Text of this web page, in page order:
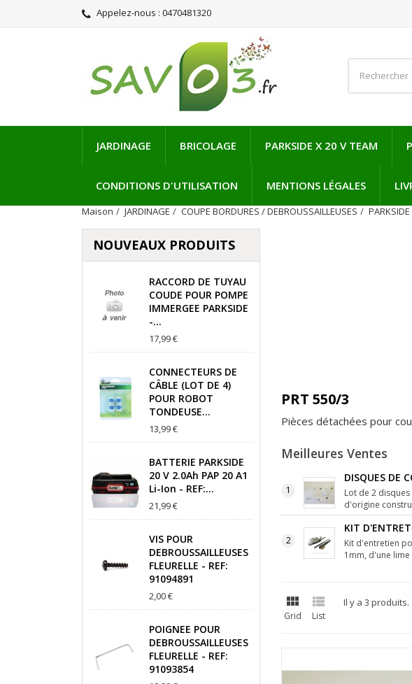
Appelez-nous : 0470481320
JARDINAGE BRICOLAGE PARKSIDE X 20 V TEAM
CONDITIONS D'UTILISATION MENTIONS LÉGALES
Maison JARDINAGE COUPE BORDURES / DEBROUSSAILLEUSES PARKSIDE
NOUVEAUX PRODUITS
RACCORD DE TUYAU
COUDE POUR POMPE
IMMERGEE PARKSIDE
-...
17,99 €
CONNECTEURS DE
CÂBLE (LOT DE 4)
POUR ROBOT
TONDEUSE...
13,99 €
BATTERIE PARKSIDE
20 V 2.0Ah PAP 20 A1
Li-Ion - REF:...
21,99 €
VIS POUR
DEBROUSSAILLEUSES
FLEURELLE - REF:
91094891
2,00 €
POIGNEE POUR
DEBROUSSAILLEUSES
FLEURELLE - REF:
91093854
PRT 550/3
Pièces détachées pour
Meilleures Ventes
DISQUES DE
Lot de 2 disques
d'origine
KIT
Kit d'entretien
1mm, d'une lime

Grid

List
Il y a 3 produits.